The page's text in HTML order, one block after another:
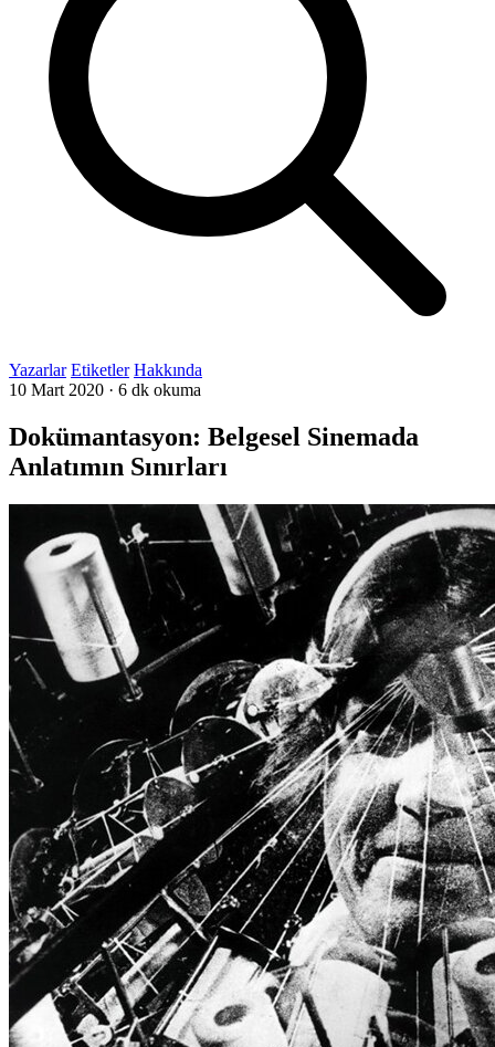
Yazarlar Etiketler Hakkında
10 Mart 2020 · 6 dk okuma
Dokümantasyon: Belgesel Sinemada
Anlatımın Sınırları